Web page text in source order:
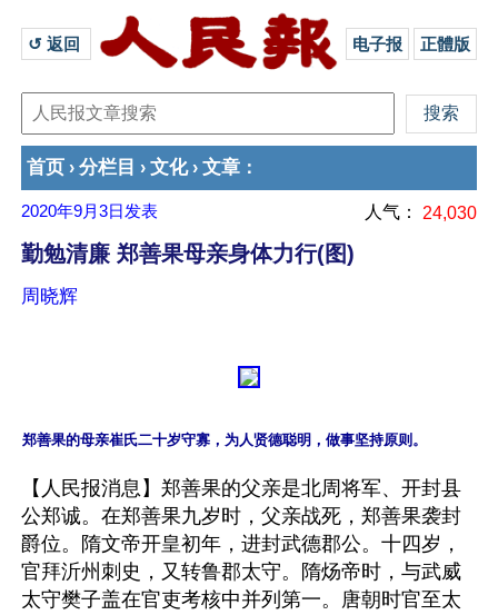
↺ 返回 电子报 正體版
首页 › 分栏目 › 文化› 文章 ：
2020年9月3日 发表 人气： 24,030
勤勉清廉 郑善果母亲身体力行(图)
周晓辉
【人民报消息】郑善果的父亲是北周将军、开封县
公郑诚。在郑善果九岁时，父亲战死，郑善果袭封
爵位。隋文帝开皇初年，进封武德郡公。十四岁，
官拜沂州刺史，又转鲁郡太守。隋炀帝时，与武威
太守樊子盖在官吏考核中并列第一。唐朝时官至太